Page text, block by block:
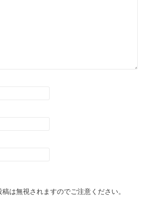
は無視されますのでご注意ください。